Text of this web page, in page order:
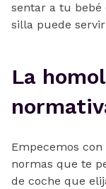
sentar a tu bebé
silla puede
La
Empecemos
normas que te
de coche que